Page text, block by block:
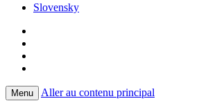
Slovensky
Menu Aller au contenu principal